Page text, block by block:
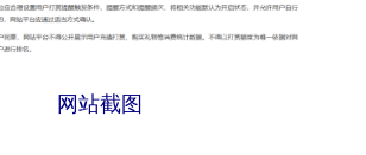
网站截图